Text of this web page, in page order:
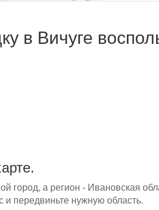
в Вичуге
город, а регион - Ивановская
и передвиньте нужную область.